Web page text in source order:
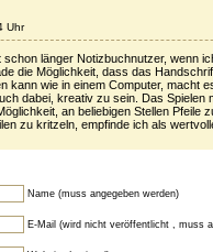
Uhr
länger Notizbuchnutzer, wenn
die Möglichkeit, dass das
kann wie in einem Computer, macht
dabei, kreativ zu sein. Das Spielen
an beliebigen Stellen Pfeile
zu kritzeln, empfinde ich als
Name (muss angegeben werden)
E-Mail (wird nicht veröffentlicht , muss